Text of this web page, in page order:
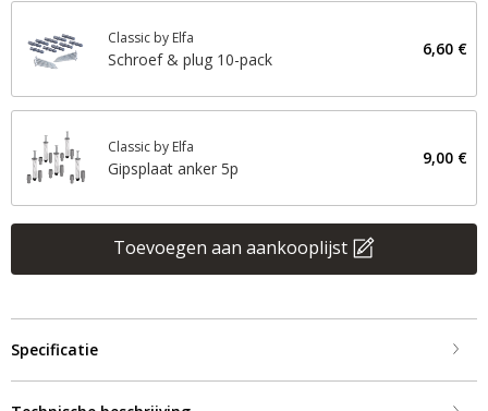
Classic by Elfa
Schroef & plug 10-pack
6,60 €
Classic by Elfa
Gipsplaat anker 5p
9,00 €
Toevoegen aan aankooplijst
Specificatie